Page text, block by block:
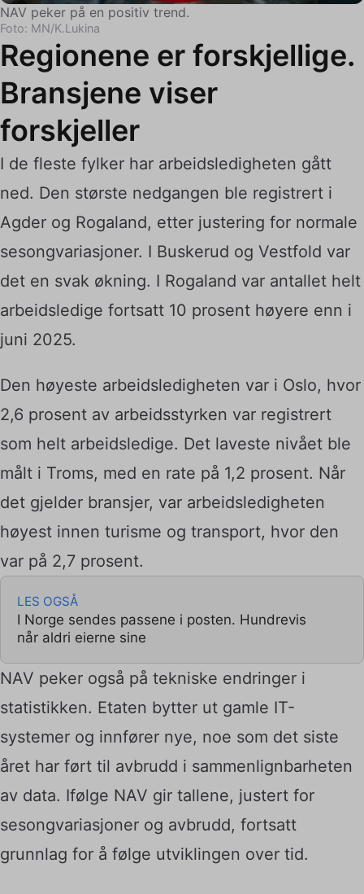
NAV peker på en positiv trend.
Foto: MN/K.Lukina
Regionene er forskjellige.
Bransjene viser
forskjeller
I de fleste fylker har arbeidsledigheten gått
ned. Den største nedgangen ble registrert i
Agder og Rogaland, etter justering for normale
sesongvariasjoner. I Buskerud og Vestfold var
det en svak økning. I Rogaland var antallet helt
arbeidsledige fortsatt 10 prosent høyere enn i
juni 2025.
Den høyeste arbeidsledigheten var i Oslo, hvor
2,6 prosent av arbeidsstyrken var registrert
som helt arbeidsledige. Det laveste nivået ble
målt i Troms, med en rate på 1,2 prosent. Når
det gjelder bransjer, var arbeidsledigheten
høyest innen turisme og transport, hvor den
var på 2,7 prosent.
LES OGSÅ
I Norge sendes passene i posten. Hundrevis
når aldri eierne sine
NAV peker også på tekniske endringer i
statistikken. Etaten bytter ut gamle IT-
systemer og innfører nye, noe som det siste
året har ført til avbrudd i sammenlignbarheten
av data. Ifølge NAV gir tallene, justert for
sesongvariasjoner og avbrudd, fortsatt
grunnlag for å følge utviklingen over tid.